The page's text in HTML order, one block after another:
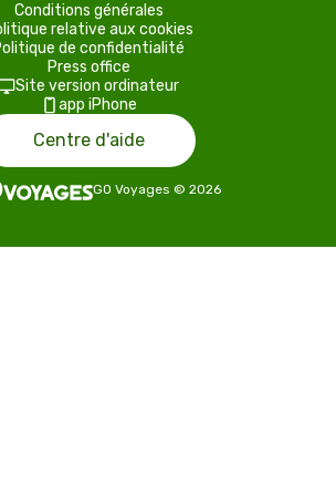
Conditions générales
relative aux cookies
de confidentialité
Press office
Site version ordinateur
app iPhone
Centre d'aide
GO Voyages © 2026